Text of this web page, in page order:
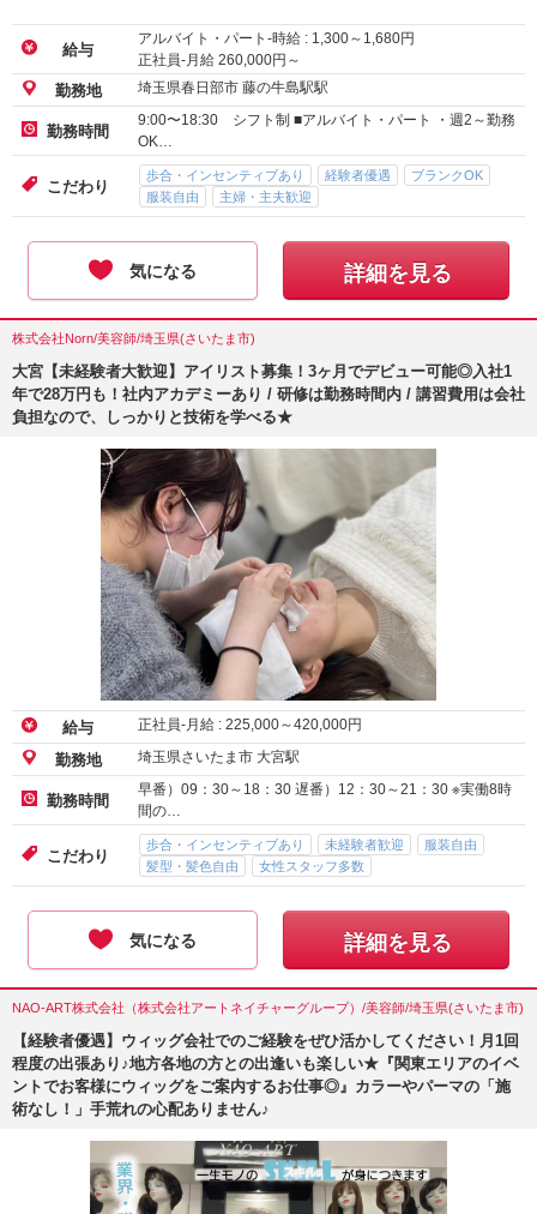
給与
アルバイト・パート-時給 : 1,300～1,680円
勤務地 埼玉県春日部市 藤の牛島駅駅
勤務時間
9:00〜18:30 シフト制 ■アルバイト・パート ・週2～勤務
OK…
こだわり
歩合・インセンティブあり 経験者優遇
ブランクOK
服装自由
主婦・主夫歓迎
気になる 詳細を見る
株式会社Norn/美容師/埼玉県(さいたま市)
大宮【未経験者大歓迎】アイリスト募集！3ヶ月でデビュー可能◎入社1
年で28万円も！社内アカデミーあり / 研修は勤務時間内 / 講習費用は会社
負担なので、しっかりと技術を学べる★
正社員-月給 : 420,000円
勤務地 埼玉県さいたま市 大宮駅
勤務時間
早番）09：30～18：30 遅番）12：30～21：30 ※実働8時
間の…
こだわり
歩合・インセンティブあり 未経験者歓迎
服装自由
髪型・髪色自由
女性スタッフ多数
気になる 詳細を見る